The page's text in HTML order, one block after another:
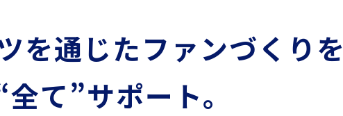
を通じたファンづくりを
全て”サポート。